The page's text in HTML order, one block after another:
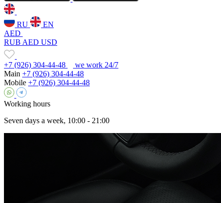
RU
EN
AED
RUB AED USD
+7 (926) 304-44-48
we work 24/7
Main +7 (926) 304-44-48
Mobile +7 (926) 304-44-48
Working hours
Seven days a week, 10:00 - 21:00